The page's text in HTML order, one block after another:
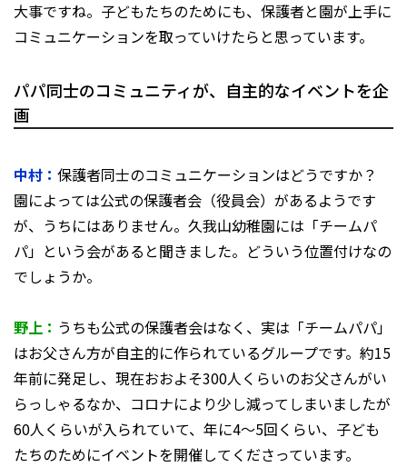
大事ですね。子どもたちのためにも、保護者と園が上手に
コミュニケーションを取っていけたらと思っています。
パパ同士のコミュニティが、自主的なイベントを企
画
中村： 保護者同士のコミュニケーションはどうですか？
園によっては公式の保護者会（役員会）があるようです
が、うちにはありません。久我山幼稚園には「チームパ
パ」という会があると聞きました。どういう位置付けなの
でしょうか。
野上： うちも公式の保護者会はなく、実は「チームパパ」
はお父さん方が自主的に作られているグループです。約15
年前に発足し、現在おおよそ300人くらいのお父さんがい
らっしゃるなか、コロナにより少し減ってしまいましたが
60人くらいが入られていて、年に4〜5回くらい、子ども
たちのためにイベントを開催してくださっています。